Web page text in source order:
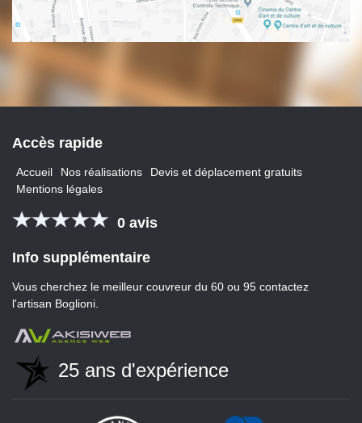
Accès rapide
Accueil Nos réalisations
Devis et déplacement gratuits
Mentions légales
0 avis
Info supplémentaire
Vous cherchez le meilleur couvreur du 60 ou 95 contactez
l'artisan Boglioni.
25 ans d'expérience